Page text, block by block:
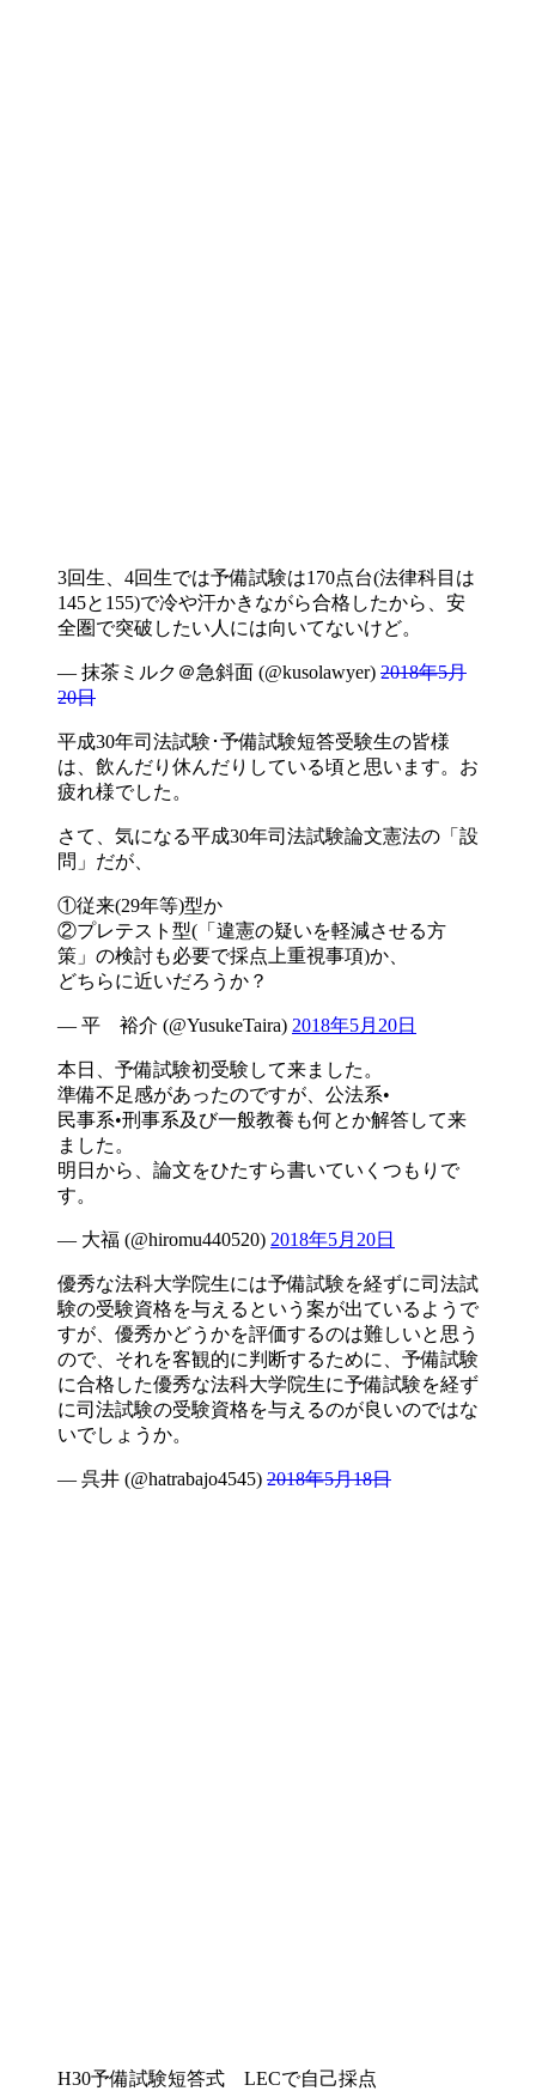
3回生、4回生では予備試験は170点台(法律科目は
145と155)で冷や汗かきながら合格したから、安
全圏で突破したい人には向いてないけど。
— 抹茶ミルク＠急斜面 (@kusolawyer) 2018年5月
20日
平成30年司法試験･予備試験短答受験生の皆様
は、飲んだり休んだりしている頃と思います。お
疲れ様でした。
さて、気になる平成30年司法試験論文憲法の「設
問」だが、
①従来(29年等)型か
②プレテスト型(「違憲の疑いを軽減させる方
策」の検討も必要で採点上重視事項)か、
どちらに近いだろうか？
— 平 裕介 (@YusukeTaira) 2018年5月20日
本日、予備試験初受験して来ました。
準備不足感があったのですが、公法系•
民事系•刑事系及び一般教養も何とか解答して来
ました。
明日から、論文をひたすら書いていくつもりで
す。
— 大福 (@hiromu440520) 2018年5月20日
優秀な法科大学院生には予備試験を経ずに司法試
験の受験資格を与えるという案が出ているようで
すが、優秀かどうかを評価するのは難しいと思う
ので、それを客観的に判断するために、予備試験
に合格した優秀な法科大学院生に予備試験を経ず
に司法試験の受験資格を与えるのが良いのではな
いでしょうか。
— 呉井 (@hatrabajo4545) 2018年5月18日
H30予備試験短答式 LECで自己採点